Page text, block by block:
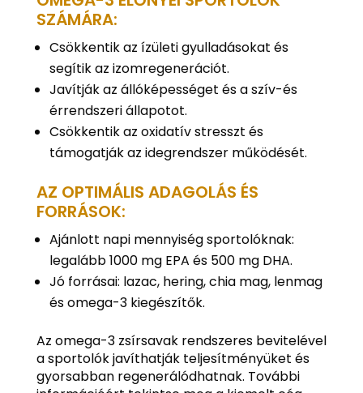
SZÁMÁRA:
Csökkentik az ízületi gyulladásokat és
segítik az izomregenerációt.
Javítják az állóképességet és a szív-és
érrendszeri állapotot.
Csökkentik az oxidatív stresszt és
támogatják az idegrendszer működését.
AZ OPTIMÁLIS ADAGOLÁS ÉS
FORRÁSOK:
Ajánlott napi mennyiség sportolóknak:
legalább 1000 mg EPA és 500 mg DHA.
Jó forrásai: lazac, hering, chia mag, lenmag
és omega-3 kiegészítők.
Az omega-3 zsírsavak rendszeres bevitelével
a sportolók javíthatják teljesítményüket és
gyorsabban regenerálódhatnak. További